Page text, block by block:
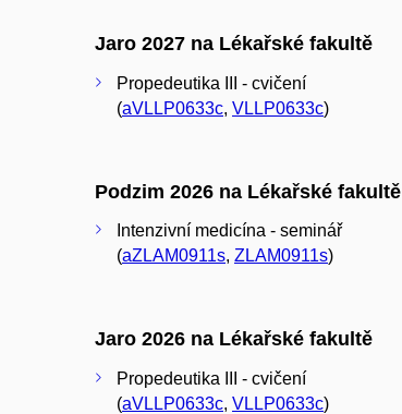
Jaro 2027 na Lékařské fakultě
Propedeutika III - cvičení
(aVLLP0633c, VLLP0633c)
Podzim 2026 na Lékařské fakultě
Intenzivní medicína - seminář
(aZLAM0911s, ZLAM0911s)
Jaro 2026 na Lékařské fakultě
Propedeutika III - cvičení
(aVLLP0633c, VLLP0633c)